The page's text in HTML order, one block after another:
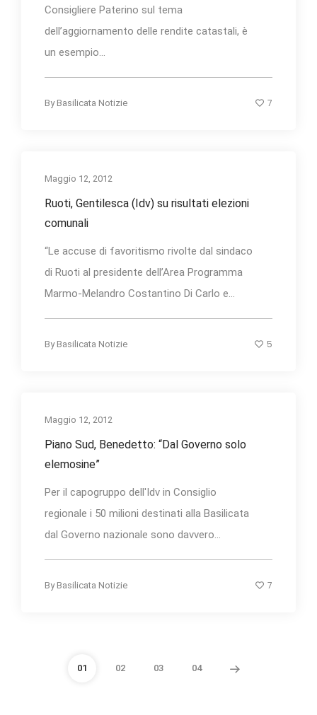
Consigliere Paterino sul tema
dell’aggiornamento delle rendite catastali, è
un esempio...
By Basilicata Notizie 7
Maggio 12, 2012
Ruoti, Gentilesca (Idv) su risultati elezioni
comunali
“Le accuse di favoritismo rivolte dal sindaco
di Ruoti al presidente dell’Area Programma
Marmo-Melandro Costantino Di Carlo e...
By Basilicata Notizie 5
Maggio 12, 2012
Piano Sud, Benedetto: “Dal Governo solo
elemosine”
Per il capogruppo dell'Idv in Consiglio
regionale i 50 milioni destinati alla Basilicata
dal Governo nazionale sono davvero...
By Basilicata Notizie 7
01 02 03 04